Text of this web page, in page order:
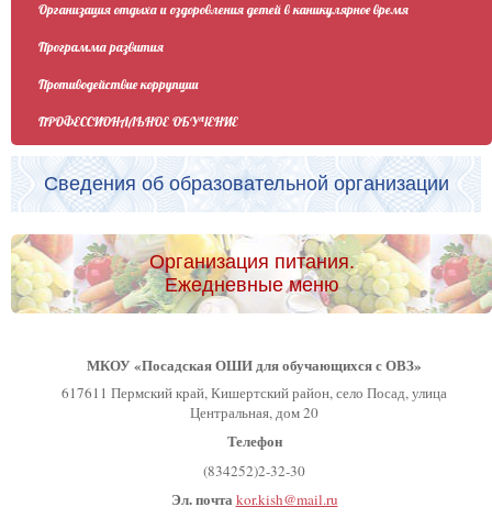
Организация отдыха и оздоровления детей в каникулярное время
Программа развития
Противодействие коррупции
ПРОФЕССИОНАЛЬНОЕ ОБУЧЕНИЕ
Сведения об образовательной организации
Организация питания.
Ежедневные меню
МКОУ «Посадская ОШИ для обучающихся с ОВЗ»
617611 Пермский край, Кишертский район, село Посад, улица
Центральная, дом 20
Телефон
(834252)2-32-30
Эл. почта kor.kish@mail.ru